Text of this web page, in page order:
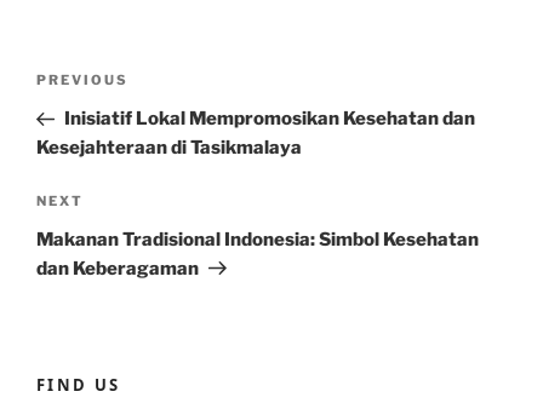
Previous
Post
PREVIOUS
Inisiatif Lokal Mempromosikan Kesehatan dan
Kesejahteraan di Tasikmalaya
Next
Post
NEXT
Makanan Tradisional Indonesia: Simbol Kesehatan
dan Keberagaman
FIND US